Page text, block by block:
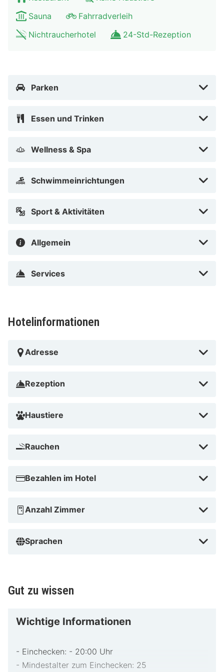
Festung Varberg – 2,4 km Kallbadhuset – 2,6 km
Barnens badstrand – 2,7 km Getterön Nature Reserve –
3,5 km Varberg Radio Station – 3,5 km Medieval
Dieses Aparthotel für Familien ist 2,8 km von Festung
Sauna
Fahrradverleih
Nichtraucherhotel
24-Std-Rezeption
Parken
Essen und Trinken
Wellness & Spa
Schwimmeinrichtungen
Sport & Aktivitäten
Allgemein
Services
Hotelinformationen
Adresse
Rezeption
Haustiere
Rauchen
Bezahlen im Hotel
Anzahl Zimmer
Sprachen
Gut zu wissen
Wichtige Informationen
- Einchecken: - 20:00 Uhr
- Mindestalter zum Einchecken: 25